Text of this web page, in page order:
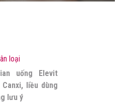
loại
uống Elevit
Canxi, liều dùng
lưu ý